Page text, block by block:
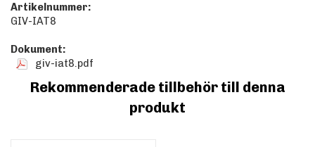
Artikelnummer:
GIV-IAT8
Dokument:
giv-iat8.pdf
Rekommenderade tillbehör till denna
produkt